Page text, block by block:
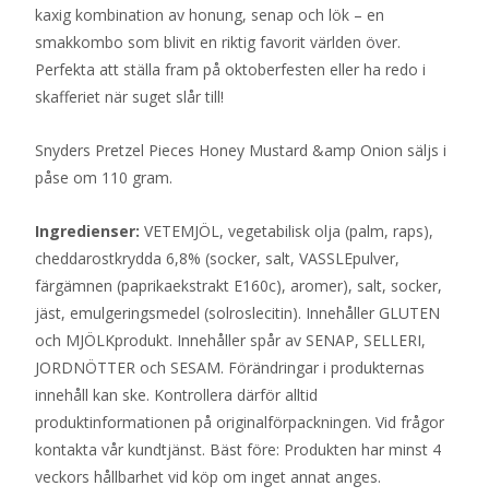
kaxig kombination av honung, senap och lök – en
smakkombo som blivit en riktig favorit världen över.
Perfekta att ställa fram på oktoberfesten eller ha redo i
skafferiet när suget slår till!
Snyders Pretzel Pieces Honey Mustard &amp Onion säljs i
påse om 110 gram.
Ingredienser: VETEMJÖL, vegetabilisk olja (palm, raps),
cheddarostkrydda 6,8% (socker, salt, VASSLEpulver,
färgämnen (paprikaekstrakt E160c), aromer), salt, socker,
jäst, emulgeringsmedel (solroslecitin). Innehåller GLUTEN
och MJÖLKprodukt. Innehåller spår av SENAP, SELLERI,
JORDNÖTTER och SESAM. Förändringar i produkternas
innehåll kan ske. Kontrollera därför alltid
produktinformationen på originalförpackningen. Vid frågor
kontakta vår kundtjänst. Bäst före: Produkten har minst 4
veckors hållbarhet vid köp om inget annat anges.